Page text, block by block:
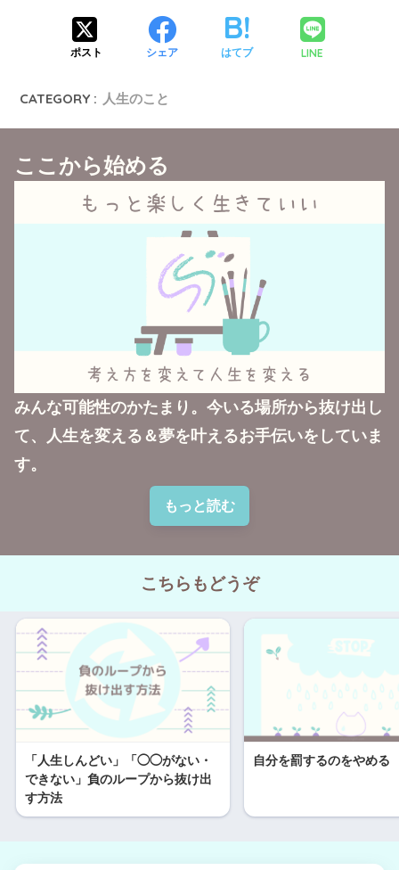
ポスト シェア はてブ LINE
CATEGORY : 人生のこと
ここから始める
みんな可能性のかたまり。今いる場所から抜け出し
て、人生を変える＆夢を叶えるお手伝いをしていま
す。
もっと読む
こちらもどうぞ
「人生しんどい」「◯◯がない・
できない」負のループから抜け出
す方法
自分を罰するのをやめる